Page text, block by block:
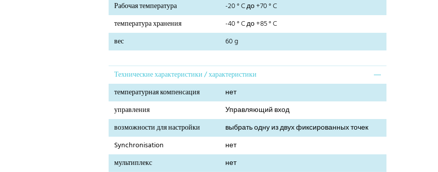
Рабочая температура
-20 ° C до +70 ° C
температура хранения
-40 ° C до +85 ° C
вес
60 g
Технические характеристики / характеристики
температурная компенсация
нет
управления
Управляющий вход
возможности для настройки
выбрать одну из двух фиксированных точек
Synchronisation
нет
мультиплекс
нет